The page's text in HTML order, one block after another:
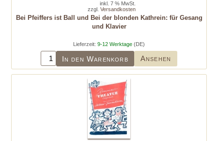
Bei Pfeiffers ist Ball und Bei der blonden Kathrein: für Gesang
und Klavier
Lieferzeit: 9-12 Werktage (DE)
In den Warenkorb Ansehen
inkl. 7 % MwSt.
zzgl. Versandkosten